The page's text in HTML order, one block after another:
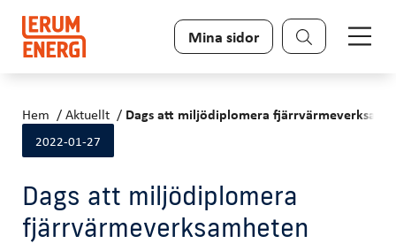
Sök
Mina sidor
Hem Aktuellt Dags att miljödiplomera
2022-01-27
Dags att miljödiplomera
fjärrvärmeverksamheten